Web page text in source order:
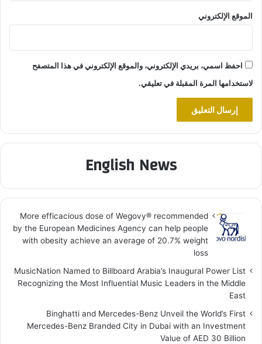
الموقع الإلكتروني
احفظ اسمي، بريدي الإلكتروني، والموقع الإلكتروني في هذا المتصفح
لاستخدامها المرة المقبلة في تعليقي.
English News
More efficacious dose of Wegovy®️ recommended
by the European Medicines Agency can help people
with obesity achieve an average of 20.7% weight
loss
MusicNation Named to Billboard Arabia’s Inaugural Power List
Recognizing the Most Influential Music Leaders in the Middle
East
Binghatti and Mercedes-Benz Unveil the World’s First
Mercedes-Benz Branded City in Dubai with an Investment
Value of AED 30 Billion